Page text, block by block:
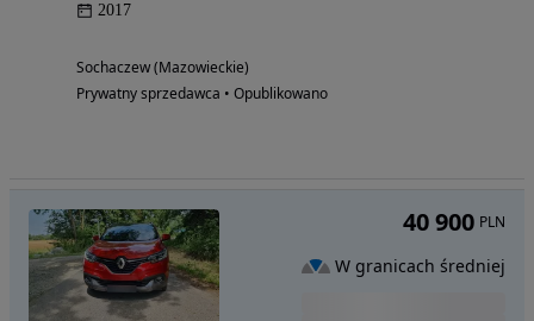
2017
Sochaczew (Mazowieckie)
Prywatny sprzedawca • Opublikowano
40 900 PLN
W granicach średniej